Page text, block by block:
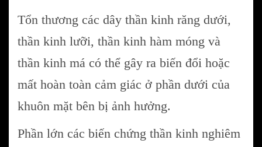
Tổn thương các dây thần kinh răng dưới,
thần kinh lưỡi, thần kinh hàm móng và
thần kinh má có thể gây ra biến đổi hoặc
mất hoàn toàn cảm giác ở phần dưới của
khuôn mặt bên bị ảnh hưởng.
Phần lớn các biến chứng thần kinh nghiêm